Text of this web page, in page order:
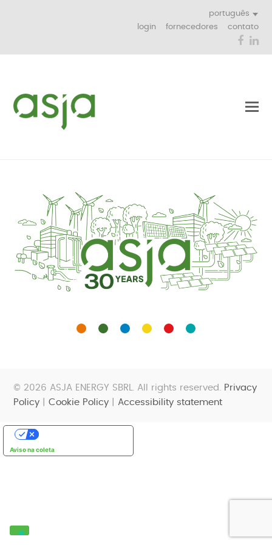
português
login
fornecedores contato
© 2026 ASJA ENERGY SBRL. All rights reserved. Privacy
Policy |Cookie Policy |Accessibility statement
Aviso na coleta